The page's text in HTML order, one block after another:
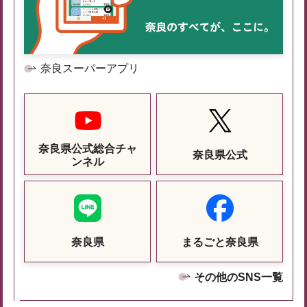
奈良スーパーアプリ
奈良県公式総合チャ
ンネル
奈良県公式
奈良県 まるごと奈良県
その他のSNS一覧